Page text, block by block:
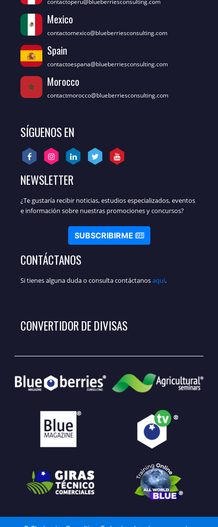
contactoperu@blueberriesconsulting.com
Mexico
contactomexico@blueberriesconsulting.com
Spain
contactoespana@blueberriesconsulting.com
Morocco
contactmorocco@blueberriesconsulting.com
SÍGUENOS EN
NEWSLETTER
¿Te gustaría recibir noticias, estudios especializados, eventos
e información sobre nuestras promociones y concursos?
SUBSCRIBIRME
CONTÁCTANOS
Si tienes alguna duda o consulta contáctanosaquí.
CONVERTIDOR DE DIVISAS